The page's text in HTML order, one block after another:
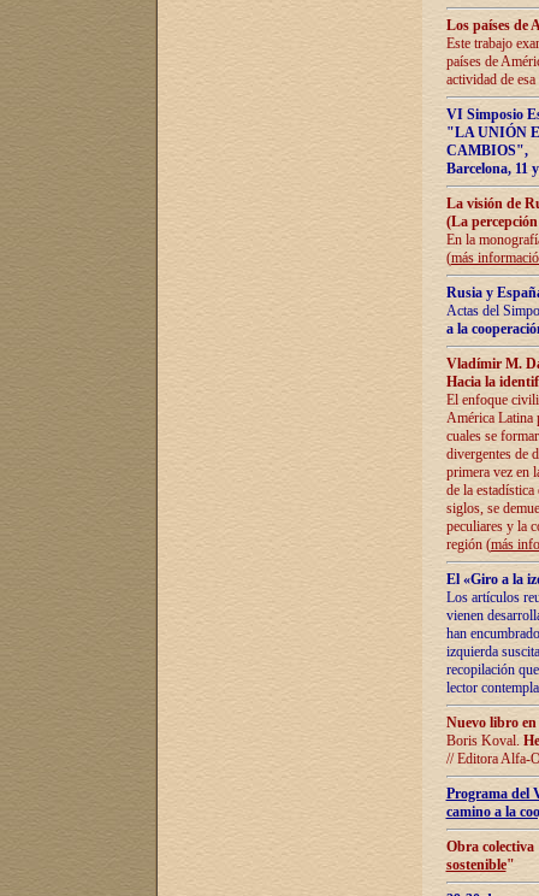
Los países de
Este trabajo
países de
actividad de
VI Simposio
"LA UNIÓN
CAMBIOS",
Barcelona, 11
La visión de
(La
En la
(más
Rusia y
Actas del
a la
Vladímir M.
Hacia la
El enfoque
América Latina
cuales se
divergentes de
primera vez en
de la
siglos, se
peculiares y la
región (más
El «Giro a la
Los artículos
vienen
han
izquierda
recopilación
lector
Nuevo libro
Boris Koval.
// Editora Alfa-
Programa del
camino a la
Obra
sostenible"